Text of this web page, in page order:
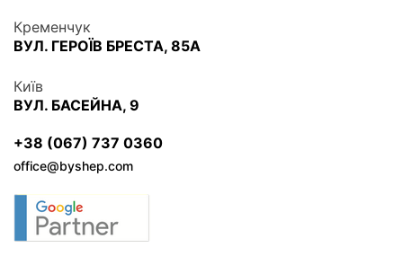
Кременчук
ВУЛ. ГЕРОЇВ БРЕСТА, 85А
Київ
ВУЛ. БАСЕЙНА, 9
+38 (067) 737 0360
office@byshep.com